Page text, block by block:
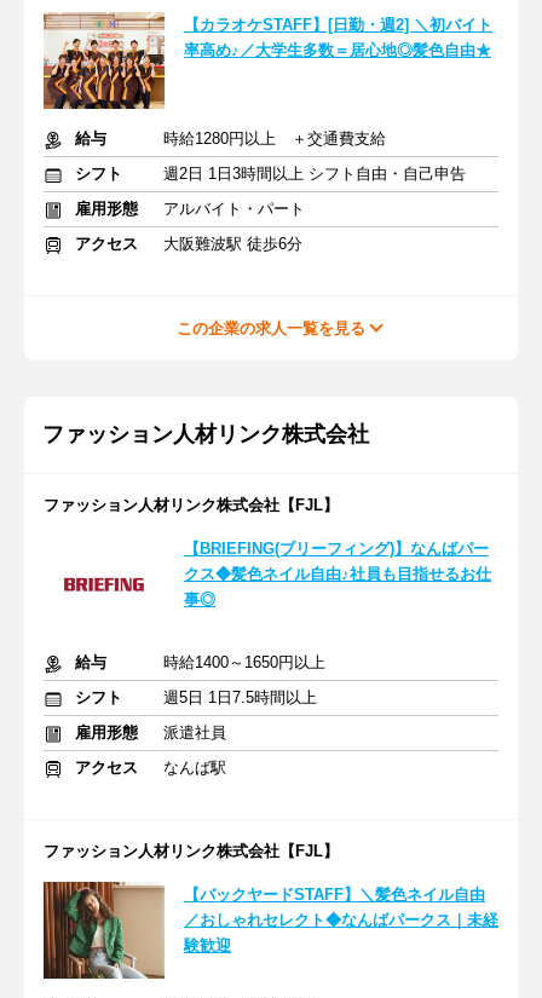
【カラオケSTAFF】[日勤・週2] ＼初バイト
率高め♪／大学生多数＝居心地◎髪色自由★
給与
時給1280円以上 ＋交通費支給
シフト
週2日 1日3時間以上 シフト自由・自己申告
雇用形態
アルバイト・パート
アクセス
大阪難波駅 徒歩6分
この企業の求人一覧を見る
ファッション人材リンク株式会社
ファッション人材リンク株式会社【FJL】
【BRIEFING(ブリーフィング)】なんばパー
クス◆髪色ネイル自由♪社員も目指せるお仕
事◎
給与
時給1400～1650円以上
シフト
週5日 1日7.5時間以上
雇用形態
派遣社員
アクセス
なんば駅
ファッション人材リンク株式会社【FJL】
【バックヤードSTAFF】＼髪色ネイル自由
／おしゃれセレクト◆なんばパークス｜未経
験歓迎